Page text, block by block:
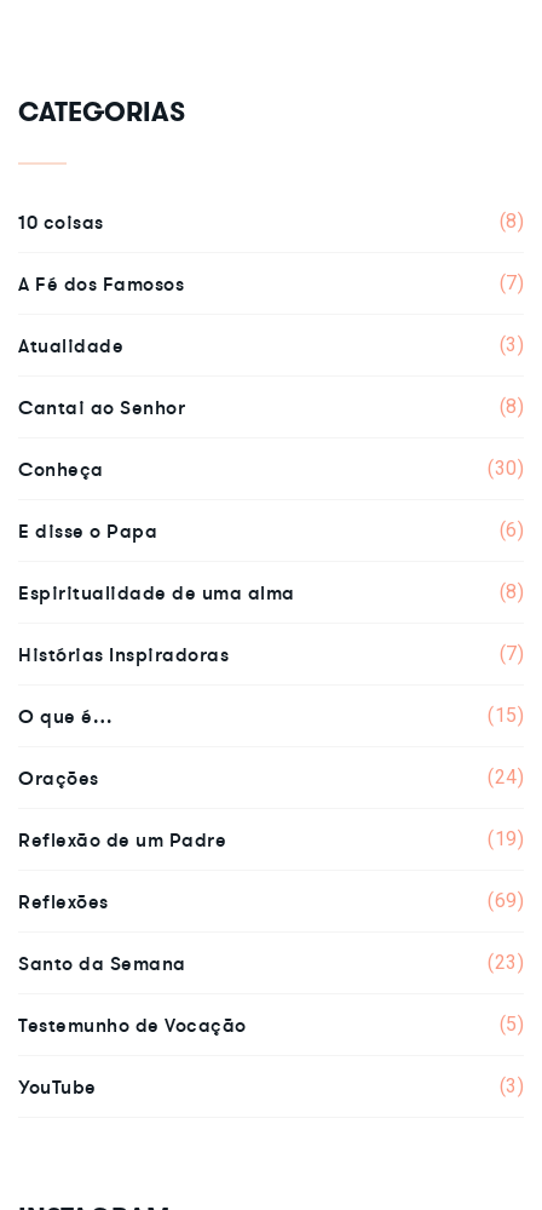
CATEGORIAS
10 coisas (8)
A Fé dos Famosos (7)
Atualidade (3)
Cantai ao Senhor (8)
Conheça (30)
E disse o Papa (6)
Espiritualidade de uma alma (8)
Histórias Inspiradoras (7)
O que é… (15)
Orações (24)
Reflexão de um Padre (19)
Reflexões (69)
Santo da Semana (23)
Testemunho de Vocação (5)
YouTube (3)